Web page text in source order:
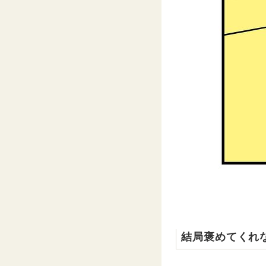
結局褒めてく